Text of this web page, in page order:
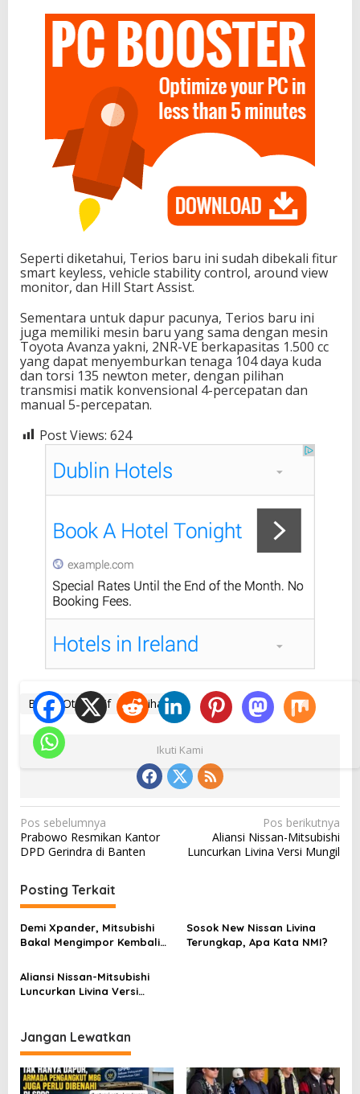
Seperti diketahui, Terios baru ini sudah dibekali fitur
smart keyless, vehicle stability control, around view
monitor, dan Hill Start Assist.
Sementara untuk dapur pacunya, Terios baru ini
juga memiliki mesin baru yang sama dengan mesin
Toyota Avanza yakni, 2NR-VE berkapasitas 1.500 cc
yang dapat menyemburkan tenaga 104 daya kuda
dan torsi 135 newton meter, dengan pilihan
transmisi matik konvensional 4-percepatan dan
manual 5-percepatan.
Post Views: 624
Berita Otomotif Daihatsu
Ikuti Kami
N
a
i
g
a
i
p
s
Pos sebelumnya
Prabowo Resmikan Kantor
DPD Gerindra di Banten
Pos berikutnya
Aliansi Nissan-Mitsubishi
Luncurkan Livina Versi Mungil
Posting Terkait
Demi Xpander, Mitsubishi
Bakal Mengimpor Kembali
Sosok New Nissan Livina
Terungkap, Apa Kata NMI?
Aliansi Nissan-Mitsubishi
Luncurkan Livina Versi
Jangan Lewatkan